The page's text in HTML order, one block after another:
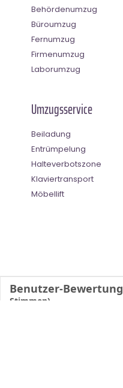
Behördenumzug
Büroumzug
Fernumzug
Firmenumzug
Laborumzug
Umzugsservice
Beiladung
Entrümpelung
Halteverbotszone
Klaviertransport
Möbellift
Benutzer-Bewertung
Stimmen)